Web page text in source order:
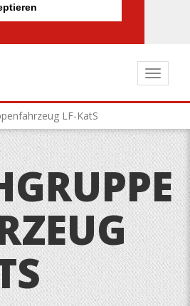
Toggle
LF-KatS